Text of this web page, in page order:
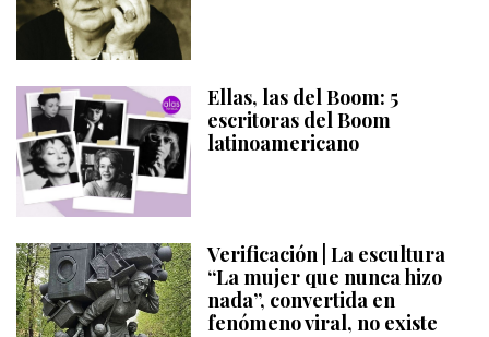
Ellas, las del Boom: 5
escritoras del Boom
latinoamericano
Verificación | La escultura
“La mujer que nunca hizo
nada”, convertida en
fenómeno viral, no existe